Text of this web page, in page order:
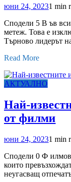
юни 24, 20231 min
Сподели 5 В ъв
метеж. Това е
Търново лидерът
Read More
АКТУАЛНО
Най-
от филми
юни 24, 20231 min
Сподели 0 Ф
които
неугасващ